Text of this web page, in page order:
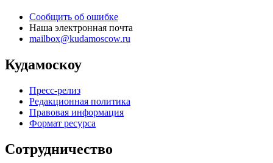
Сообщить об ошибке
Наша электронная почта
mailbox@kudamoscow.ru
Кудамоскоу
Пресс-релиз
Редакционная политика
Правовая информация
Формат ресурса
Сотрудничество